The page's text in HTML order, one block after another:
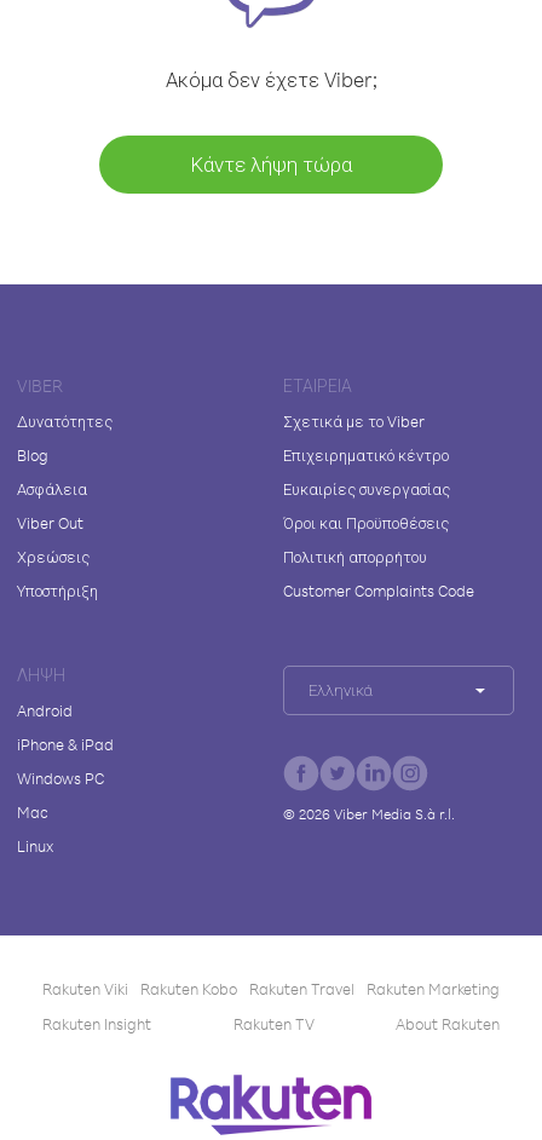
Ακόμα δεν έχετε Viber;
Κάντε λήψη τώρα
VIBER
Δυνατότητες
Blog
Ασφάλεια
Viber Out
Χρεώσεις
Υποστήριξη
ΕΤΑΙΡΕΊΑ
Σχετικά με το Viber
Επιχειρηματικό κέντρο
Ευκαιρίες συνεργασίας
Όροι και Προϋποθέσεις
Πολιτική απορρήτου
Customer Complaints Code
ΛΉΨΗ
Android
iPhone & iPad
Windows PC
Mac
Linux
Ελληνικά
© 2026Viber Media S.à r.l.
Rakuten Viki Rakuten Kobo Rakuten Travel
Rakuten Marketing
Rakuten Insight
Rakuten TV About Rakuten